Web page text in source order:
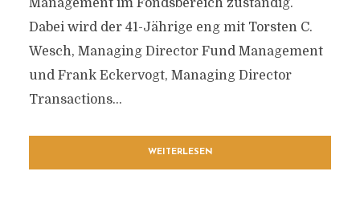
Management im Fondsbereich zuständig.
Dabei wird der 41-Jährige eng mit Torsten C.
Wesch, Managing Director Fund Management
und Frank Eckervogt, Managing Director
Transactions...
WEITERLESEN